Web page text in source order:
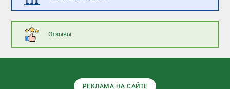
Отзывы
РЕКЛАМА НА САЙТЕ